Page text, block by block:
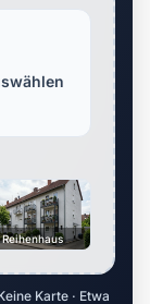
Reihenhaus
Karte · Etwa